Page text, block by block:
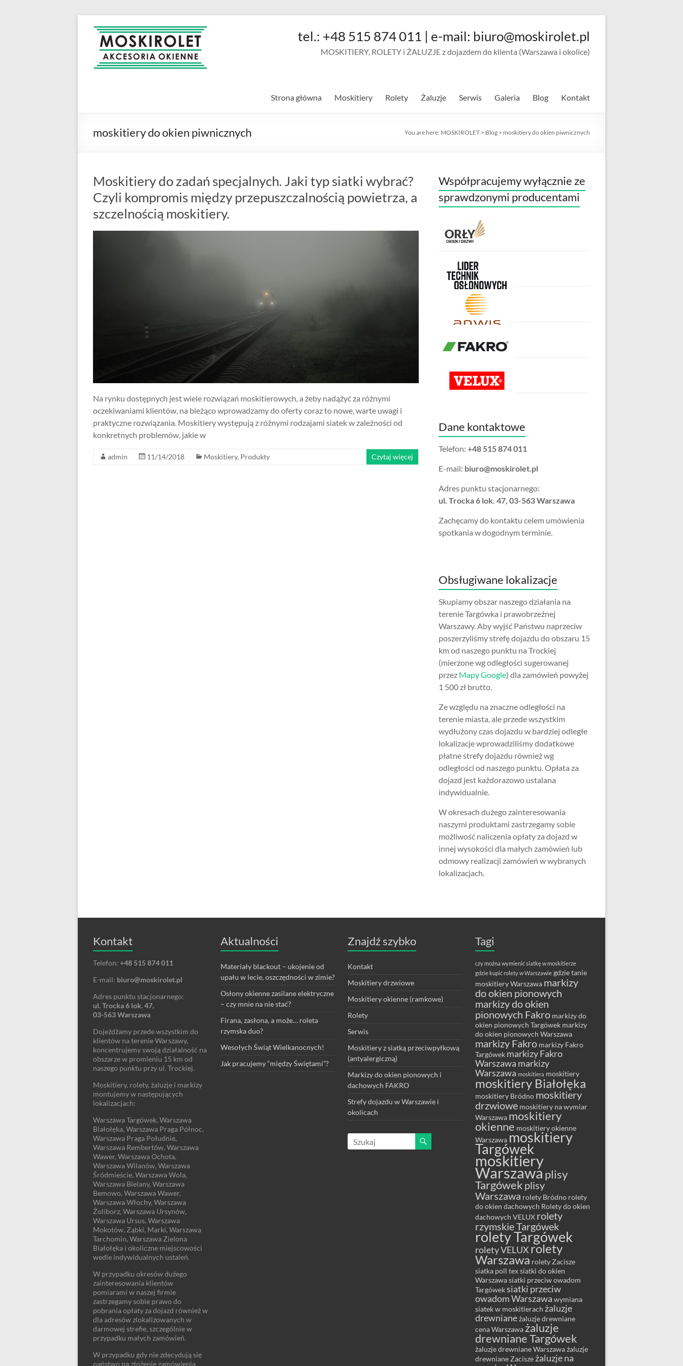
contentMOSKIROLET
siatki na
owady |
moskitiery
okienne |
drzwiowe
tel.: +48 515 874 011 | e-mail: biuro@moskirolet.pl
MOSKITIERY, ROLETY i ŻALUZJE z dojazdem do klienta (Warszawa i okolice)
Strona główna Moskitiery Rolety Żaluzje Serwis Galeria Blog Kontakt
moskitiery do okien piwnicznych You are here: MOSKIROLET > Blog > moskitiery do okien piwnicznych
Moskitiery do zadań specjalnych. Jaki typ siatki wybrać?
Czyli kompromis między przepuszczalnością powietrza, a
szczelnością moskitiery.
Na rynku dostępnych jest wiele rozwiązań moskitierowych, a żeby nadążyć za różnymi
oczekiwaniami klientów, na bieżąco wprowadzamy do oferty coraz to nowe, warte uwagi i
praktyczne rozwiązania. Moskitiery występują z różnymi rodzajami siatek w zależności od
konkretnych problemów, jakie w
admin 11/14/2018 Moskitiery, Produkty Czytaj więcej
Współpracujemy wyłącznie ze
sprawdzonymi producentami
Dane kontaktowe
Telefon: +48 515 874 011
E-mail: biuro@moskirolet.pl
Adres punktu stacjonarnego:
ul. Trocka 6 lok. 47, 03-563 Warszawa
Zachęcamy do kontaktu celem umówienia
spotkania w dogodnym terminie.
Obsługiwane lokalizacje
Skupiamy obszar naszego działania na
terenie Targówka i prawobrzeżnej
Warszawy. Aby wyjść Państwu naprzeciw
poszerzyliśmy strefę dojazdu do obszaru 15
km od naszego punktu na Trockiej
(mierzone wg odległości sugerowanej
przez Mapy Google) dla zamówień powyżej
1 500 zł brutto.
Ze względu na znaczne odległości na
terenie miasta, ale przede wszystkim
wydłużony czas dojazdu w bardziej odległe
lokalizacje wprowadziliśmy dodatkowe
płatne strefy dojazdu również wg
odległości od naszego punktu. Opłata za
dojazd jest każdorazowo ustalana
indywidualnie.
W okresach dużego zainteresowania
naszymi produktami zastrzegamy sobie
możliwość naliczenia opłaty za dojazd w
innej wysokości dla małych zamówień lub
odmowy realizacji zamówień w wybranych
lokalizacjach.
Kontakt
Telefon: +48 515 874 011
E-mail: biuro@moskirolet.pl
Adres punktu stacjonarnego:
ul. Trocka 6 lok. 47,
03-563 Warszawa
Dojeżdżamy przede wszystkim do
klientów na terenie Warszawy,
koncentrujemy swoją działalność na
obszarze w promieniu 15 km od
naszego punktu przy ul. Trockiej.
Moskitiery, rolety, żaluzje i markizy
montujemy w następujących
lokalizacjach:
Warszawa Targówek, Warszawa
Białołęka, Warszawa Praga Północ,
Warszawa Praga Południe,
Warszawa Rembertów, Warszawa
Wawer, Warszawa Ochota,
Warszawa Wilanów, Warszawa
Śródmieście, Warszawa Wola,
Warszawa Bielany, Warszawa
Bemowo, Warszawa Wawer,
Warszawa Włochy, Warszawa
Żoliborz, Warszawa Ursynów,
Warszawa Ursus, Warszawa
Mokotów, Ząbki, Marki, Warszawa
Tarchomin, Warszawa Zielona
Białołęka i okoliczne miejscowości
wedle indywidualnych ustaleń.
W przypadku okresów dużego
zainteresowania klientów
pomiarami w naszej firmie
zastrzegamy sobie prawo do
pobrania opłaty za dojazd również w
dla adresów zlokalizowanych w
darmowej strefie, szczególnie w
przypadku małych zamówień.
W przypadku gdy nie zdecydują się
państwo na złożenie zamówienia
Aktualności
Materiały blackout – ukojenie od
upału w lecie, oszczędności w zimie?
Osłony okienne zasilane elektryczne
– czy mnie na nie stać?
Firana, zasłona, a może… roleta
rzymska duo?
Wesołych Świąt Wielkanocnych!
Jak pracujemy “między Świętami”?
Znajdź szybko
Kontakt
Moskitiery drzwiowe
Moskitiery okienne (ramkowe)
Rolety
Serwis
Moskitiery z siatką przeciwpyłkową
(antyalergiczną)
Markizy do okien pionowych i
dachowych FAKRO
Strefy dojazdu w Warszawie i
okolicach
Tagi
czy można wymienić siatkę w moskitierze
gdzie kupić rolety w Warszawie gdzie tanie
moskitiery Warszawa markizy
do okien pionowych
markizy do okien
pionowych Fakro markizy do
okien pionowych Targówek markizy
do okien pionowych Warszawa
markizy Fakro markizy Fakro
Targówek markizy Fakro
Warszawa markizy
Warszawa moskitiera moskitiery
moskitiery Białołęka
moskitiery Bródno moskitiery
drzwiowe moskitiery na wymiar
Warszawa moskitiery
okienne moskitiery okienne
Warszawa moskitiery
Targówek
moskitiery
Warszawa plisy
Targówek plisy
Warszawa rolety Bródno rolety
do okien dachowych Rolety do okien
dachowych VELUX rolety
rzymskie Targówek
rolety Targówek
rolety VELUX rolety
Warszawa rolety Zacisze
siatka poll tex siatki do okien
Warszawa siatki przeciw owadom
Targówek siatki przeciw
owadom Warszawa wymiana
siatek w moskitierach żaluzje
drewniane żaluzje drewniane
cena Warszawa żaluzje
drewniane Targówek
żaluzje drewniane Warszawa żaluzje
drewniane Zacisze żaluzje na